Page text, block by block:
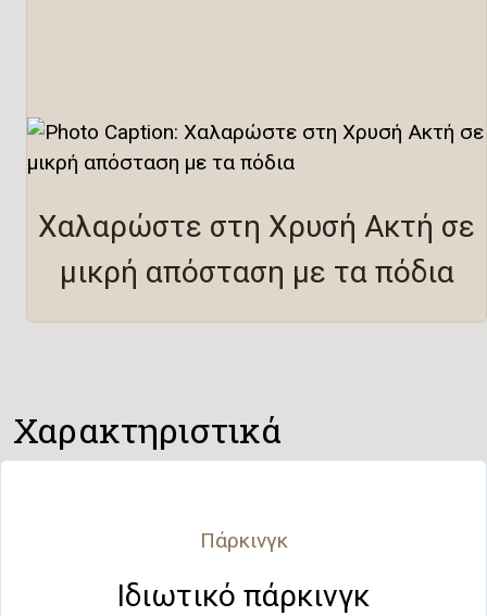
Χαλαρώστε στη Χρυσή Ακτή σε
μικρή απόσταση με τα πόδια
Χαρακτηριστικά
Πάρκινγκ
Ιδιωτικό πάρκινγκ